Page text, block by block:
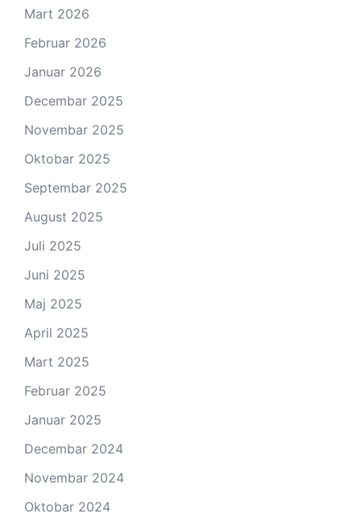
Mart 2026
Februar 2026
Januar 2026
Decembar 2025
Novembar 2025
Oktobar 2025
Septembar 2025
August 2025
Juli 2025
Juni 2025
Maj 2025
April 2025
Mart 2025
Februar 2025
Januar 2025
Decembar 2024
Novembar 2024
Oktobar 2024